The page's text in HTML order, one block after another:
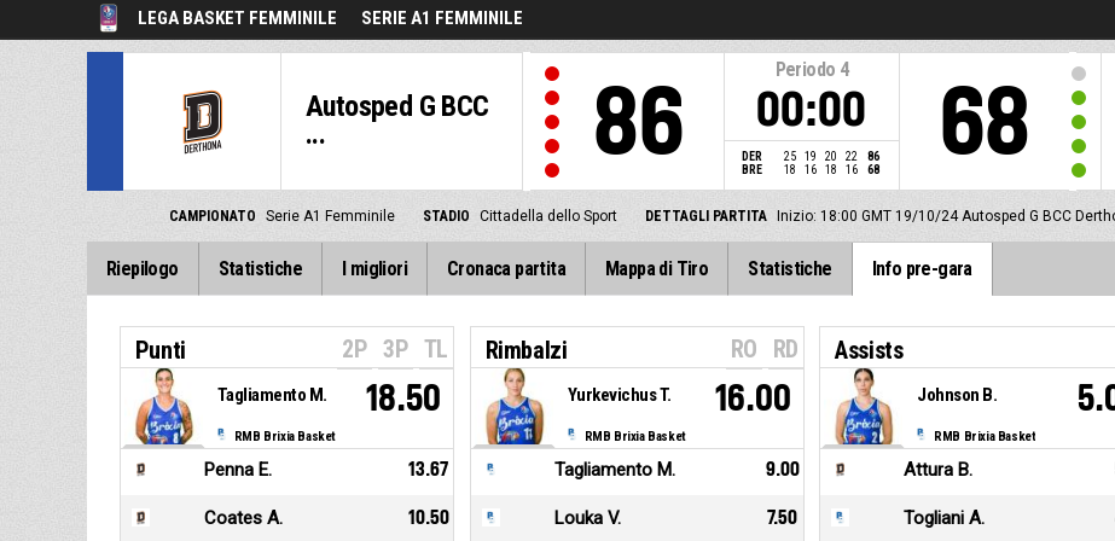
LEGA BASKET FEMMINILE SERIE A1 FEMMINILE
Autosped G BCC
...
86
Periodo 4
00:00
DER 25 19 20 22
86
BRE
18 16 18 16 68 68
CAMPIONATO Serie A1 Femminile STADIO Cittadella dello Sport DETTAGLI PARTITA Inizio: 18:00 GMT 19/10/24 Autosped G BCC
Riepilogo Statistiche I migliori Cronaca partita Mappa di Tiro Statistiche Info pre-gara
Punti 2P 3P TL
RMB Brixia Basket
Tagliamento M. 18.50
Penna E. 13.67
Coates A. 10.50
Rimbalzi RO RD
RMB Brixia Basket
Yurkevichus T. 16.00
Tagliamento M. 9.00
Louka V. 7.50
Assists
RMB Brixia Basket
Johnson B.
Attura B.
Togliani A.